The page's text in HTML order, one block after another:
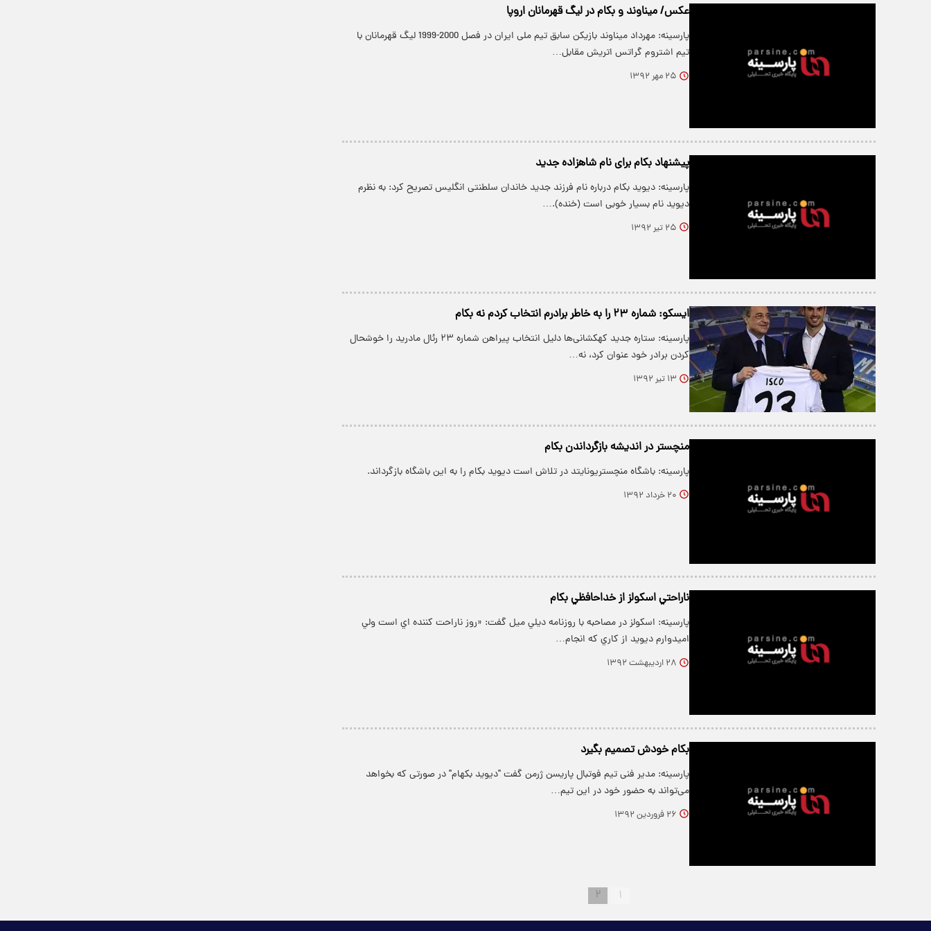
عکس/ میناوند و بکام در لیگ قهرمانان اروپا
پارسینه: مهرداد میناوند بازیکن سابق تیم ملی ایران در فصل 2000-1999 لیگ قهرمانان با
تیم اشتروم گراتس اتریش مقابل…
۲۵ مهر ۱۳۹۲
پیشنهاد بکام برای نام شاهزاده جدید
پارسینه: دیوید بکام درباره نام فرزند جدید خاندان سلطنتی انگلیس تصریح کرد: به نظرم
دیوید نام بسیار خوبی است (خنده).…
۲۵ تیر ۱۳۹۲
ایسکو: شماره ۲۳ را به خاطر برادرم انتخاب کردم نه بکام
پارسینه: ستاره جدید کهکشانی‌ها دلیل انتخاب پیراهن شماره ۲۳ رئال مادرید را خوشحال
کردن برادر خود عنوان کرد، نه…
۱۳ تیر ۱۳۹۲
منچستر در اندیشه بازگرداندن بکام
پارسینه: باشگاه منچستریونایتد در تلاش است دیوید بکام را به این باشگاه بازگرداند.
۲۰ خرداد ۱۳۹۲
ناراحتي اسکولز از خداحافظي بکام
پارسینه: اسکولز در مصاحبه با روزنامه ديلي ميل گفت: «روز ناراحت کننده اي است ولي
اميدوارم ديويد از کاري که انجام…
۲۸ اردیبهشت ۱۳۹۲
بکام خودش تصمیم بگیرد
پارسینه: مدیر فنی تیم فوتبال پاریسن ژرمن گفت "دیوید بکهام" در صورتی که بخواهد
می‌تواند به حضور خود در این تیم…
۲۶ فروردین ۱۳۹۲
۱ ۲